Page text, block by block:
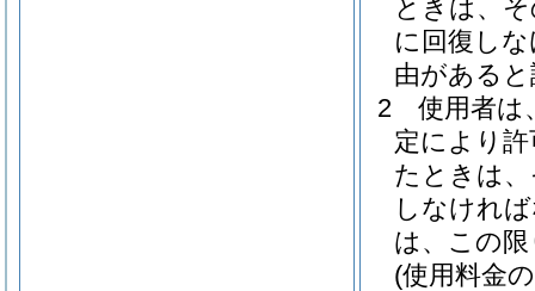
ときは、
に回復し
由がある
2
使用者は
定により
たときは
しなけれ
は、この
(使用料金